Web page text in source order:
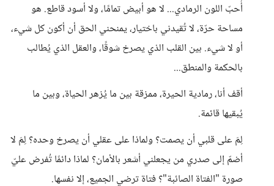
أُحبّ اللون الرمادي... لا هو أبيض تمامًا، ولا أسود قاطع. هو
مساحة حرّة، لا تُقيدني باختيار، يمنحني الحق أن أكون كل شيء،
أو لا شيء. بين القلب الذي يصرخ شوقًا، والعقل الذي يُطالب
بالحكمة والمنطق...
أقف أنا، رمادية الحيرة، ممزقة بين ما يُزهر الحياة، وبين ما
يُبقيها قائمة.
لِمَ على قلبي أن يصمت؟ ولماذا على عقلي أن يصرخ وحده؟ لِمَ لا
أضمّ إلى صدري من يجعلني أشعر بالأمان؟ لماذا دائمًا تُفرض عليّ
صورة "الفتاة الصائبة"؟ فتاة ترضي الجميع، إلا نفسها.